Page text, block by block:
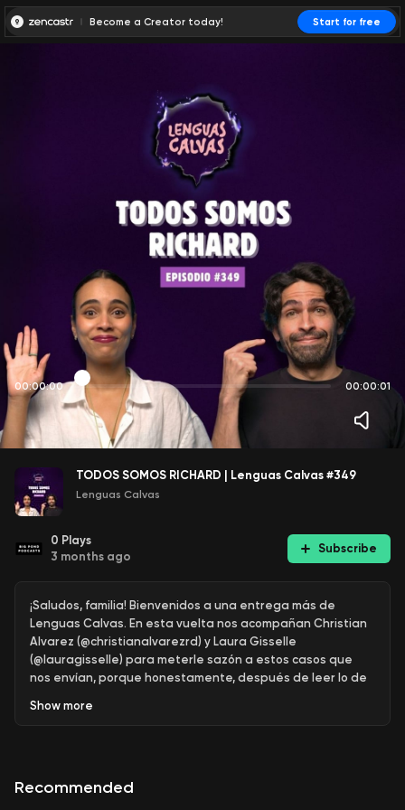
Become a Creator today! Start for free
00:00:00 00:00:01
TODOS SOMOS RICHARD | Lenguas Calvas #349
Lenguas Calvas
0 Plays
3 months ago
Subscribe
¡Saludos, familia! Bienvenidos a una entrega más de
Lenguas Calvas. En esta vuelta nos acompañan Christian
Alvarez (@christianalvarezrd) y Laura Gisselle
(@lauragisselle) para meterle sazón a estos casos que
nos envían, porque honestamente, después de leer lo de
vida, todos somos Richard.¿De qué hablamos hoy?Hoy nos
persona que aprende de sus errores y ser, simplemente,
Show more
Recommended